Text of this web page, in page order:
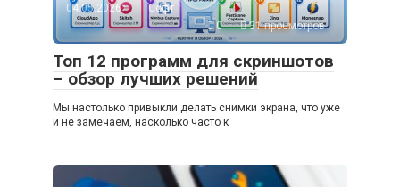
04.05.2026
Софт
0
31 просмотров
Топ 12 программ для скриншотов
– обзор лучших решений
Мы настолько привыкли делать снимки экрана, что уже
и не замечаем, насколько часто к